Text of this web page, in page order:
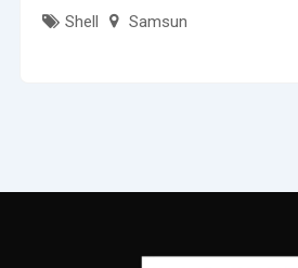
Shell Samsun